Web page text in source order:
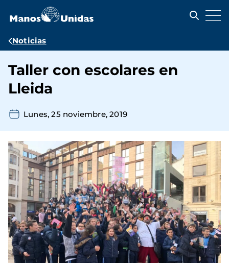
contenido
Ruta
navegación
Noticias
Taller con escolares en
Lleida
Lunes, 25 noviembre, 2019